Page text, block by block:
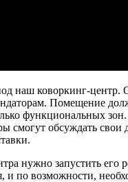
наш коворкинг-центр.
Помещение
функциональных
смогут обсуждать
нужно запустить
и по возможности,